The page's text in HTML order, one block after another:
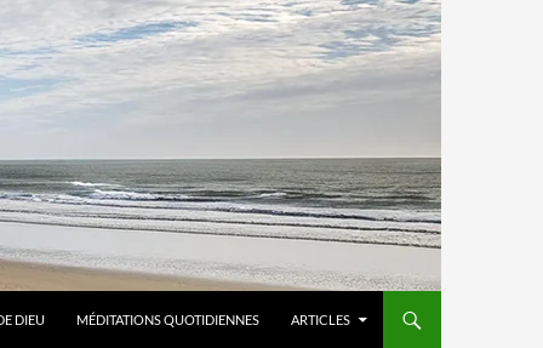
DIEU MÉDITATIONS QUOTIDIENNES ARTICLES